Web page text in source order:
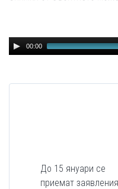
Audio
Player
00:00
До 15 януари се
приемат заявления